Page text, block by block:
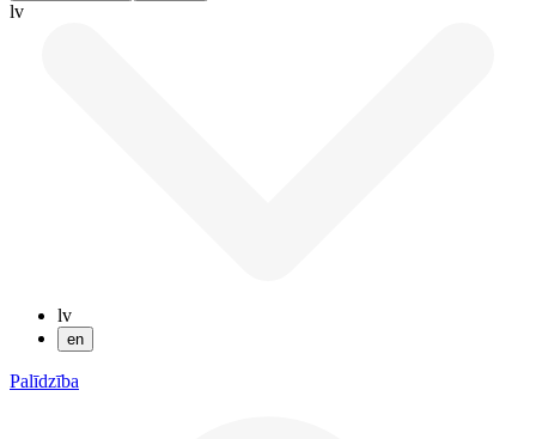
lv
lv
en
Palīdzība